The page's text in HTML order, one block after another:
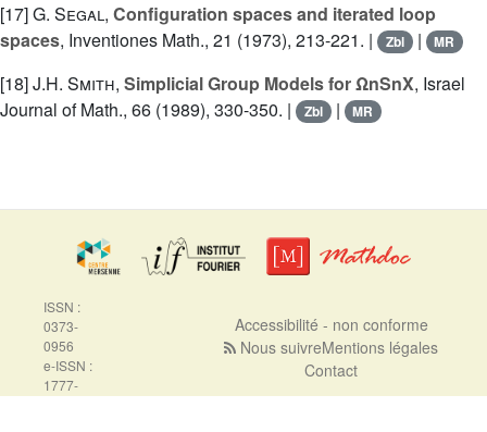
[17]G. Segal, Configuration spaces and iterated loop
spaces, Inventiones Math., 21 (1973), 213-221. | Zbl | MR
[18]J.H. Smith, Simplicial Group Models for ΩnSnX, Israel
Journal of Math., 66 (1989), 330-350. |
Zbl | MR
ISSN :
0373-
0956
e-ISSN :
1777-
Accessibilité - non conforme
Nous suivreMentions légales
Contact